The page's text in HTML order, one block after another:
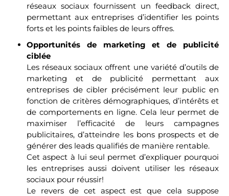
réseaux sociaux fournissent un feedback direct,
permettant aux entreprises d’identifier les points
forts et les points faibles de leurs offres.
Opportunités de marketing et de publicité
ciblée
Les réseaux sociaux offrent une variété d’outils de
marketing et de publicité permettant aux
entreprises de cibler précisément leur public en
fonction de critères démographiques, d’intérêts et
de comportements en ligne. Cela leur permet de
maximiser l’efficacité de leurs campagnes
publicitaires, d’atteindre les bons prospects et de
générer des leads qualifiés de manière rentable.
Cet aspect à lui seul permet d’expliquer pourquoi
les entreprises aussi doivent utiliser les réseaux
sociaux pour réussir!
Le revers de cet aspect est que cela suppose